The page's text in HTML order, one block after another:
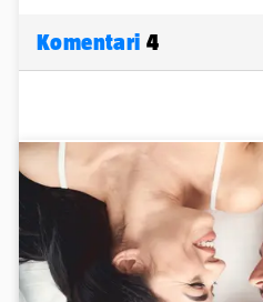
Komentari 4